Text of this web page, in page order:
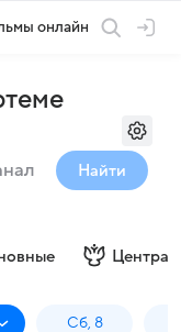
онлайн
Найти
Сб, 8